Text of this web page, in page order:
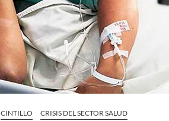
CINTILLO
CRISIS DEL SECTOR SALUD